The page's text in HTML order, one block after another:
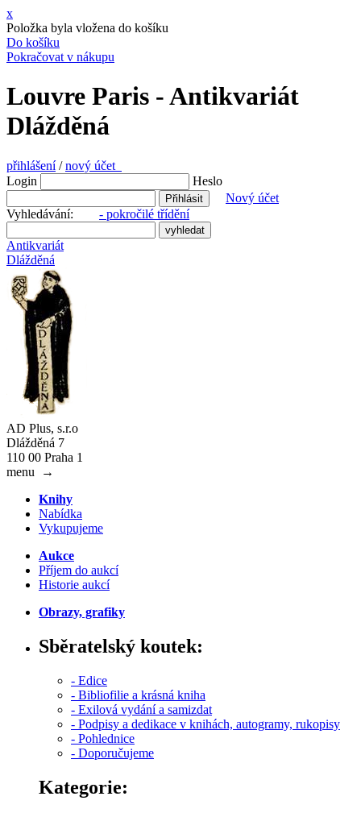
x
Položka byla vložena do košíku
Do košíku
Pokračovat v nákupu
Louvre Paris - Antikvariát
Dlážděná
přihlášení/nový účet
Login
Heslo
Nový účet
Vyhledávání: - pokročilé třídění
Antikvariát
Dlážděná
AD Plus, s.r.o
Dlážděná 7
110 00 Praha 1
menu
→
Knihy
Nabídka
Vykupujeme
Aukce
Příjem do aukcí
Historie aukcí
Obrazy, grafiky
Sběratelský koutek:
- Edice
- Bibliofilie a krásná kniha
- Exilová vydání a samizdat
- Podpisy a dedikace v knihách, autogramy, rukopisy
- Pohlednice
- Doporučujeme
Kategorie: